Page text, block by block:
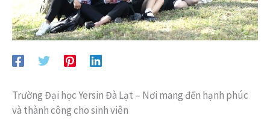
Trường Đại học Yersin Đà Lạt – Nơi mang đến hạnh phúc
và thành công cho sinh viên